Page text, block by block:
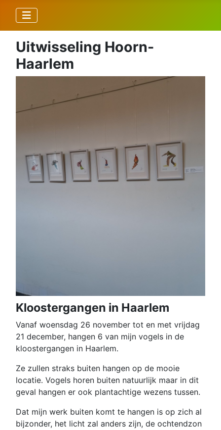
Uitwisseling Hoorn-
Haarlem
Kloostergangen in Haarlem
Vanaf woensdag 26 november tot en met vrijdag
21 december, hangen 6 van mijn vogels in de
kloostergangen in Haarlem.
Ze zullen straks buiten hangen op de mooie
locatie. Vogels horen buiten natuurlijk maar in dit
geval hangen er ook plantachtige wezens tussen.
Dat mijn werk buiten komt te hangen is op zich al
bijzonder, het licht zal anders zijn, de ochtendzon